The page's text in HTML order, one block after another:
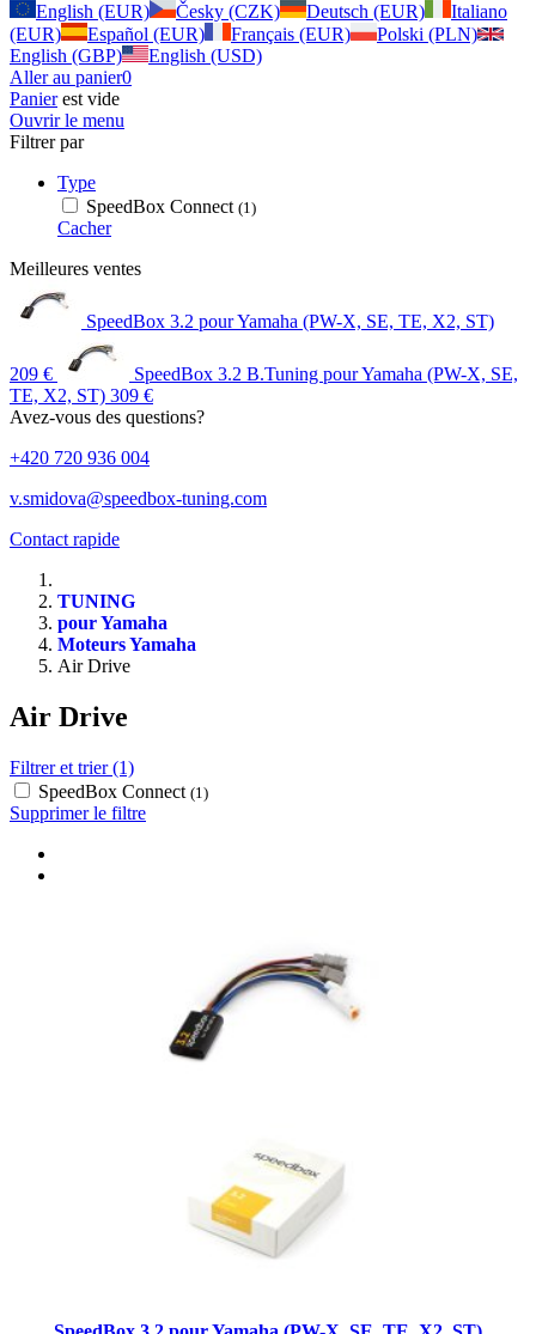
English (EUR)
Česky (CZK) Deutsch (EUR)
Italiano
(EUR)
Español (EUR) Français (EUR)
Polski (PLN)
English (GBP)
English (USD)
Aller au panier0
Panierest vide
Ouvrir le menu
Filtrer par
Type
SpeedBox Connect (1)
Cacher
Meilleures ventes
SpeedBox 3.2 pour Yamaha (PW-X, SE, TE, X2, ST)
209 €
SpeedBox 3.2 B.Tuning pour Yamaha (PW-X, SE,
TE, X2, ST) 309 €
Avez-vous des questions?
+420 720 936 004
v.smidova@speedbox-tuning.com
Contact rapide
TUNING
pour Yamaha
Moteurs Yamaha
Air Drive
Air Drive
Filtrer et trier (1)
SpeedBox Connect (1)
Supprimer le filtre